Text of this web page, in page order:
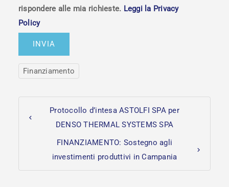
rispondere alle mia richieste. Leggi la Privacy
Policy
Finanziamento
Protocollo d’intesa ASTOLFI SPA per
DENSO THERMAL SYSTEMS SPA
FINANZIAMENTO: Sostegno agli
investimenti produttivi in Campania